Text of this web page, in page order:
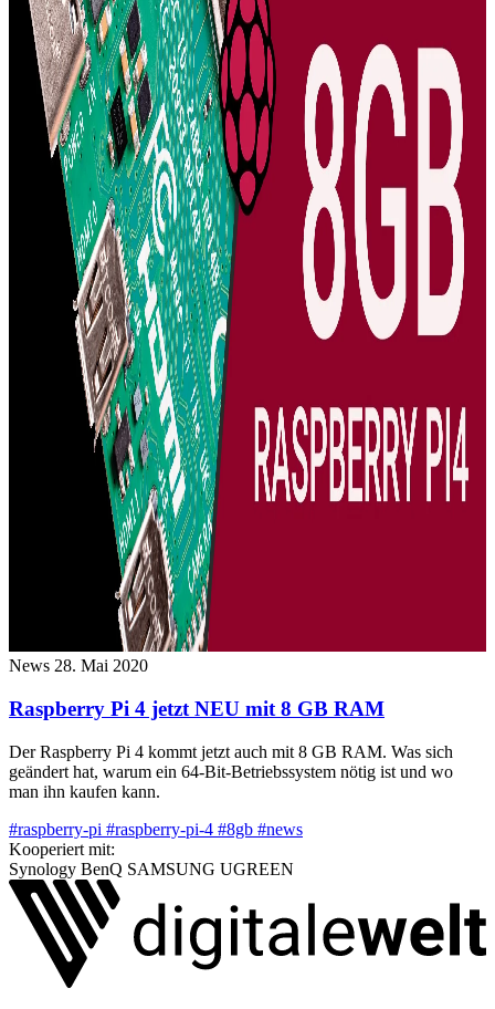
News 28. Mai 2020
Raspberry Pi 4 jetzt NEU mit 8 GB RAM
Der Raspberry Pi 4 kommt jetzt auch mit 8 GB RAM. Was sich
geändert hat, warum ein 64-Bit-Betriebssystem nötig ist und wo
man ihn kaufen kann.
#raspberry-pi #raspberry-pi-4 #8gb #news
Kooperiert mit:
Synology BenQ SAMSUNG UGREEN